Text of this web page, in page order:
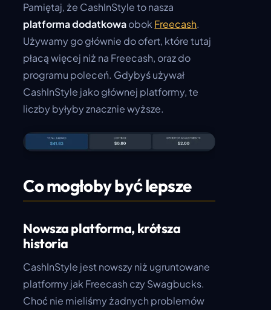
Pamiętaj, że CashInStyle to nasza
platforma dodatkowaobok Freecash.
Używamy go głównie do ofert, które tutaj
płacą więcej niż na Freecash, oraz do
programu poleceń. Gdybyś używał
CashInStyle jako głównej platformy, te
liczby byłyby znacznie wyższe.
Co mogłoby być lepsze
Nowsza platforma, krótsza
historia
CashInStyle jest nowszy niż ugruntowane
platformy jak Freecash czy Swagbucks.
Choć nie mieliśmy żadnych problemów